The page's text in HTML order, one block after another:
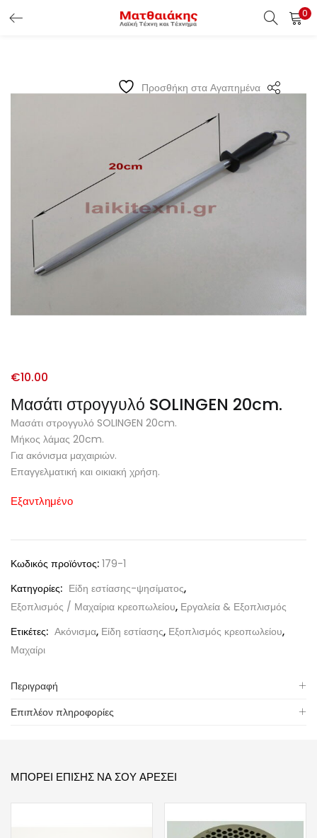
0
Προσθήκη στα Αγαπημένα
Μασάτι στρογγυλό SOLINGEN 20cm.
€10.00
Μασάτι στρογγυλό SOLINGEN 20cm.
Μήκος λάμας 20cm.
Για ακόνισμα μαχαιριών.
Επαγγελματική και οικιακή χρήση.
Εξαντλημένο
Κωδικός προϊόντος: 179-1
Κατηγορίες: Είδη εστίασης-ψησίματος,
Εξοπλισμός / Μαχαίρια κρεοπωλείου, Εργαλεία & Εξοπλισμός
Ετικέτες: Ακόνισμα, Είδη εστίασης, Εξοπλισμός κρεοπωλείου,
Μαχαίρι
Περιγραφή
Επιπλέον πληροφορίες
ΜΠΟΡΕΊ ΕΠΊΣΗΣ ΝΑ ΣΟΥ ΑΡΈΣΕΙ
ΕΊΣΟΔΟΣ ΠΕΛΑΤΏΝ
Υπενθύμιση κωδικού
Είσοδος Πελατών
Χάσατε τον κωδικό σας ?